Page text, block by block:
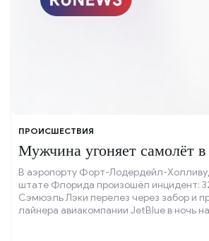
ПРОИСШЕСТВИЯ
Мужчина угоняет самолёт
В аэропорту Форт-Лодердейл-
штате Флорида произошёл инцидент:
Сэмюэль Лэки перелез через забор и
лайнера авиакомпании JetBlue в ночь на